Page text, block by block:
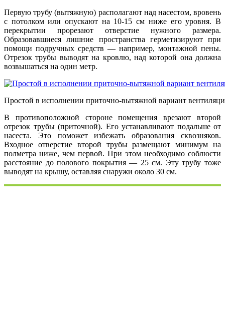
Первую трубу (вытяжную) располагают над насестом, вровень
с потолком или опускают на 10-15 см ниже его уровня. В
перекрытии прорезают отверстие нужного размера.
Образовавшиеся лишние пространства герметизируют при
помощи подручных средств — например, монтажной пены.
Отрезок трубы выводят на кровлю, над которой она должна
возвышаться на один метр.
Простой в исполнении приточно-вытяжной вариант
В противоположной стороне помещения врезают второй
отрезок трубы (приточной). Его устанавливают подальше от
насеста. Это поможет избежать образования сквозняков.
Входное отверстие второй трубы размещают минимум на
полметра ниже, чем первой. При этом необходимо соблюсти
расстояние до полового покрытия — 25 см. Эту трубу тоже
выводят на крышу, оставляя снаружи около 30 см.